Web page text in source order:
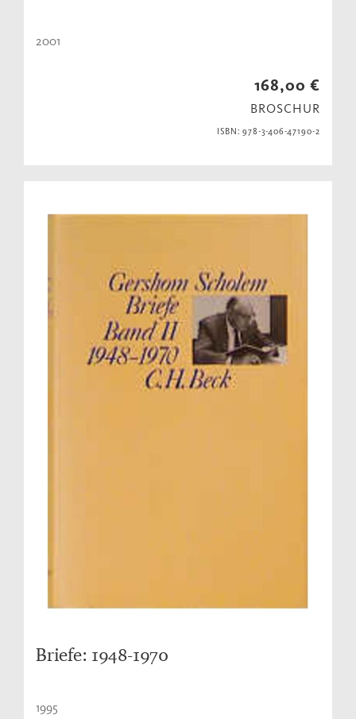
2001
168,00 €
BROSCHUR
ISBN: 978-3-406-47190-2
Briefe: 1948-1970
1995